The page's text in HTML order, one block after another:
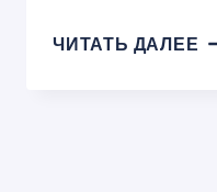
ЧИТАТЬ ДАЛЕЕ